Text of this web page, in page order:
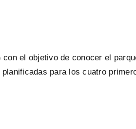
el objetivo de conocer el
para los cuatro